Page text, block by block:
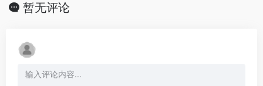
暂无评论